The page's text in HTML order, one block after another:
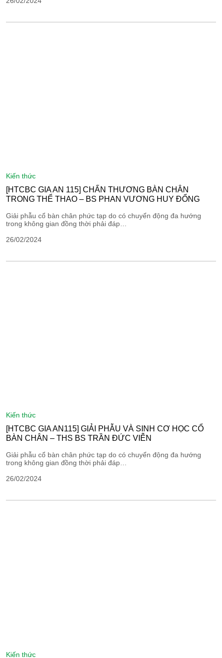
kiến thức
[HTCBC GIA AN 115] CHẤN THƯƠNG BÀN CHÂN
TRONG THỂ THAO – BS PHAN VƯƠNG HUY ĐỔNG
Giải phẫu cổ bàn chân phức tạp do có chuyển động đa hướng
trong không gian đồng thời phải đáp…
26/02/2024
kiến thức
[HTCBC GIA AN115] GIẢI PHẪU VÀ SINH CƠ HỌC CỔ
BÀN CHÂN – THS BS TRẦN ĐỨC VIỄN
Giải phẫu cổ bàn chân phức tạp do có chuyển động đa hướng
trong không gian đồng thời phải đáp…
26/02/2024
kiến thức